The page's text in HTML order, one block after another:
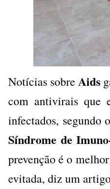
Notícias sobre Aids
com antivirais que
infectados, segundo
Síndrome de
prevenção é o
evitada, diz um